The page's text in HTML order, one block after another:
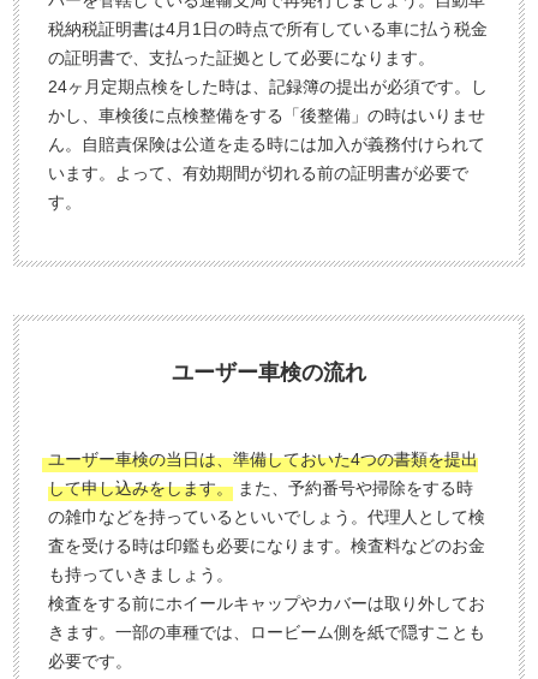
税納税証明書は4月1日の時点で所有している車に払う税金
の証明書で、支払った証拠として必要になります。
24ヶ月定期点検をした時は、記録簿の提出が必須です。し
かし、車検後に点検整備をする「後整備」の時はいりませ
ん。自賠責保険は公道を走る時には加入が義務付けられて
います。よって、有効期間が切れる前の証明書が必要で
す。
ユーザー車検の流れ
ユーザー車検の当日は、準備しておいた4つの書類を提出
して申し込みをします。 また、予約番号や掃除をする時
の雑巾などを持っているといいでしょう。代理人として検
査を受ける時は印鑑も必要になります。検査料などのお金
も持っていきましょう。
検査をする前にホイールキャップやカバーは取り外してお
きます。一部の車種では、ロービーム側を紙で隠すことも
必要です。